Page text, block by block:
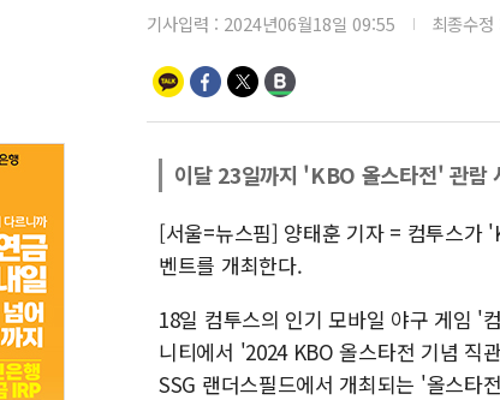
기사입력 : 2024년06월18일 09:55 최종수정
이달 23일까지 'KBO 올스타전' 관람
[서울=뉴스핌] 양태훈 기자 = 컴투스가
벤트를 개최한다.
18일 컴투스의 인기 모바일 야구 게임 '
니티에서 '2024 KBO 올스타전 기념 직
SSG 랜더스필드에서 개최되는 '올스타